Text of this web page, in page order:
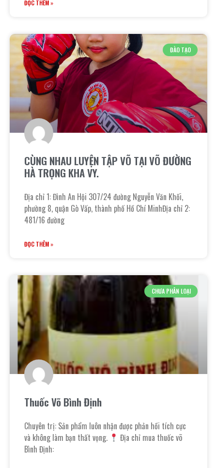
ĐỌC THÊM »
ĐÀO TẠO
CÙNG NHAU LUYỆN TẬP VÕ TẠI VÕ ĐƯỜNG
HÀ TRỌNG KHA VY.
Địa chỉ 1: Đình An Hội 307/24 đường Nguyễn Văn Khối,
phường 8, quận Gò Vấp, thành phố Hồ Chí MinhĐịa chỉ 2:
481/16 đường
ĐỌC THÊM »
CHƯA PHÂN LOẠI
Thuốc Võ Bình Định
Chuyên trị: Sản phẩm luôn nhận được phản hồi tích cực
và không làm bạn thất vọng.
Địa chỉ mua thuốc võ
Bình Định: